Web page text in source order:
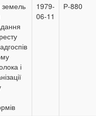
і
1979-
06-11
Р-880